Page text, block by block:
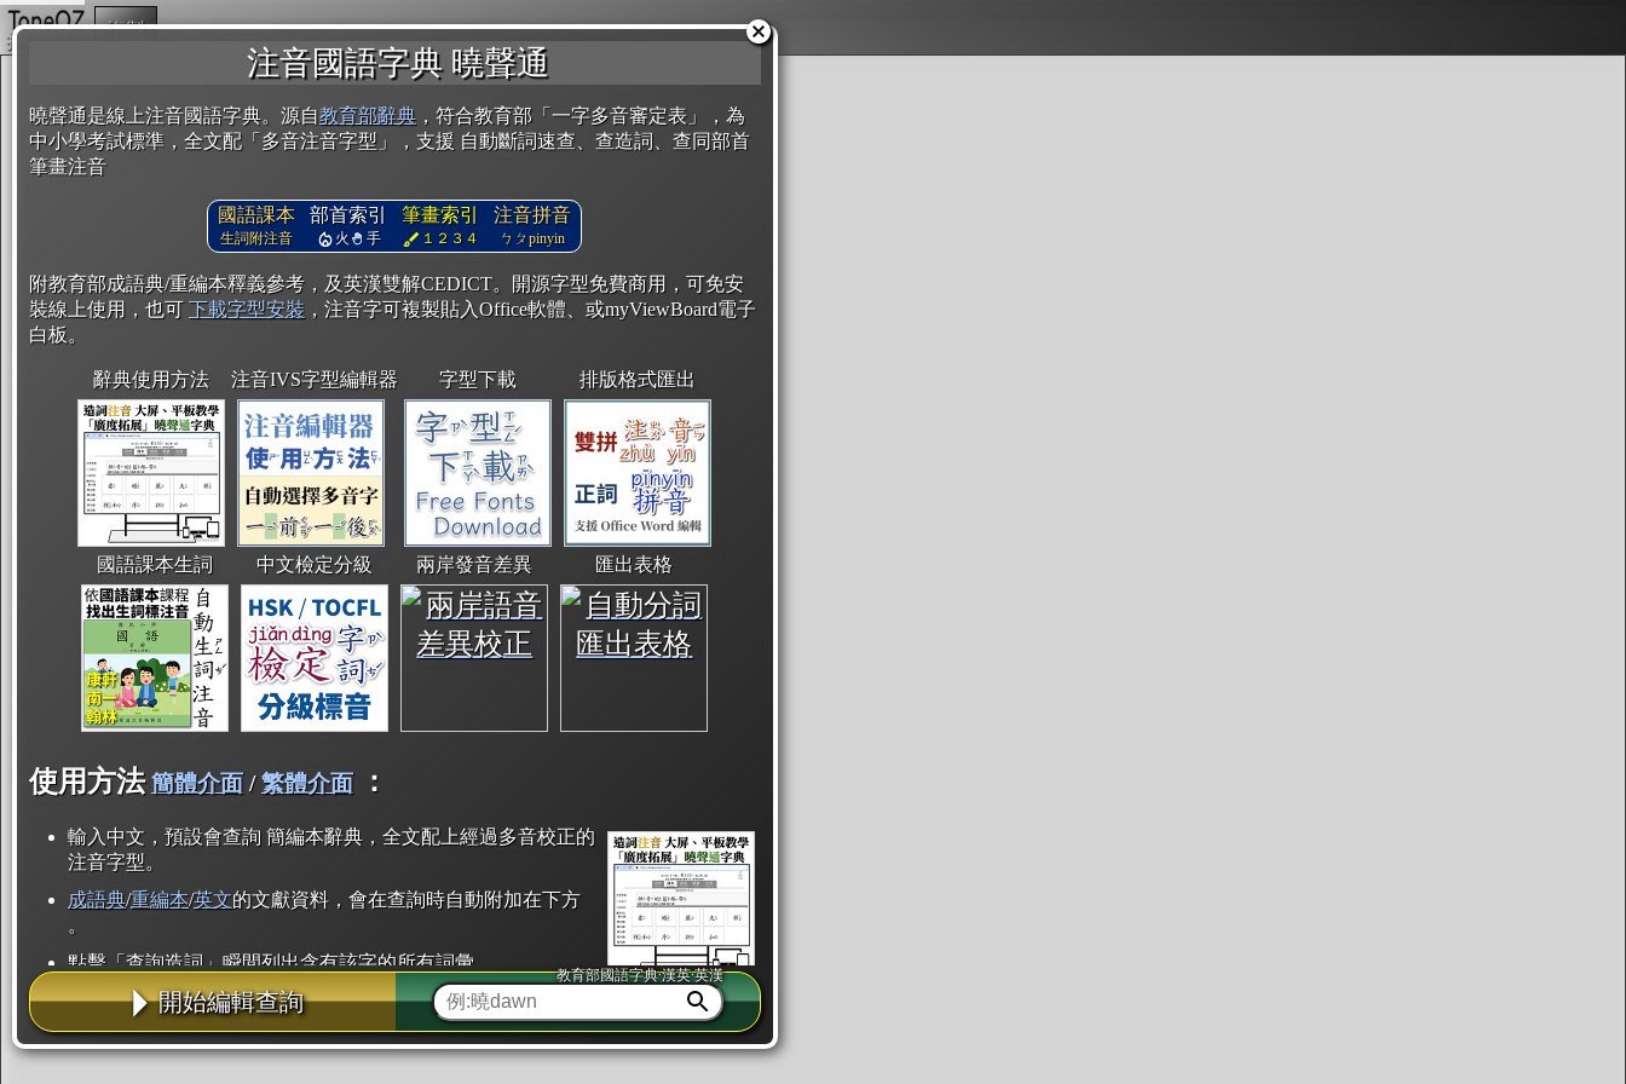
注音國語字典 曉聲通
曉聲通是線上注音國語字典。源自教育部辭典 ，符合教育部「一字多音審定表」，為
中小學考試標準，全文配「多音注音字型」，支援 自動斷詞速查、查造詞、查同部首
筆畫注音
國語課本
生詞附注音
部首索引
火 手
筆畫索引
１２３４
注音拼音
ㄅㄆpinyin
附教育部成語典/重編本釋義參考，及英漢雙解CEDICT。開源字型免費商用，可免安
裝線上使用，也可 下載字型安裝 ，注音字可複製貼入Office軟體、或myViewBoard電子
白板。
辭典使用方法 注音IVS字型編輯器 字型下載 排版格式匯出
國語課本生詞 中文檢定分級 兩岸發音差異 匯出表格
使用方法 簡體介面/繁體介面 ：
輸入中文，預設會查詢 簡編本辭典，全文配上經過多音校正的
注音字型。
成語典/重編本/英文的文獻資料，會在查詢時自動附加在下方
。
點擊「查詢造詞」瞬間列出含有該字的所有詞彙。
點「部首」瞬間列出所有「同部首字」。也支援查詢「同注音」或「同筆畫」。
辭典解釋的全文都經過自動斷詞，點擊便可瞬間「連續查詢」此字詞的解釋，不
用手動重複輸入。
開始編輯查詢
教育部國語字典·漢英·英漢
複製